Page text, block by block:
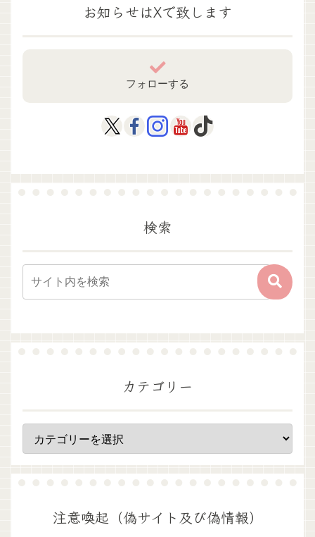
お知らせはXで致します
フォローする
検索
カテゴリー
注意喚起（偽サイト及び偽情報）